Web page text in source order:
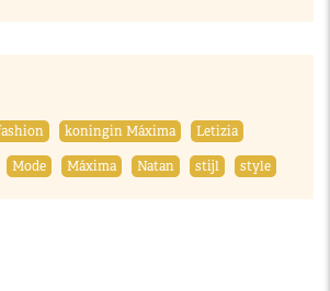
koningin Máxima
Letizia
Mode Máxima Natan stijl style